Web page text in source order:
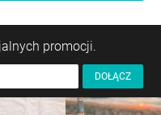
promocji.